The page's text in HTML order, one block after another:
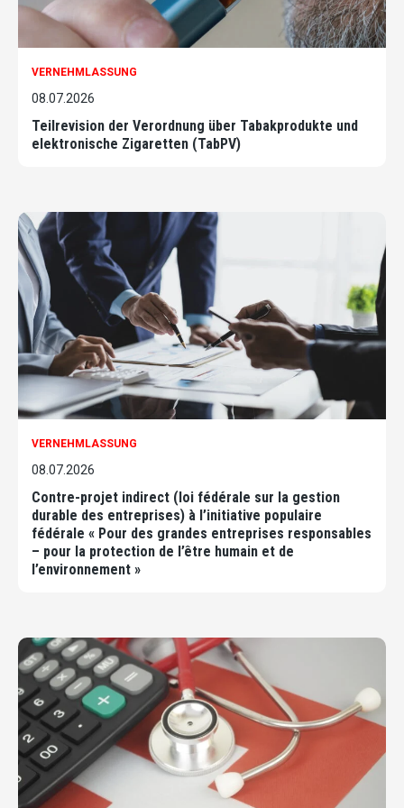
VERNEHMLASSUNG
08.07.2026
Teilrevision der Verordnung über Tabakprodukte und
elektronische Zigaretten (TabPV)
VERNEHMLASSUNG
08.07.2026
Contre-projet indirect (loi fédérale sur la gestion
durable des entreprises) à l’initiative populaire
fédérale « Pour des grandes entreprises responsables
– pour la protection de l’être humain et de
l’environnement »